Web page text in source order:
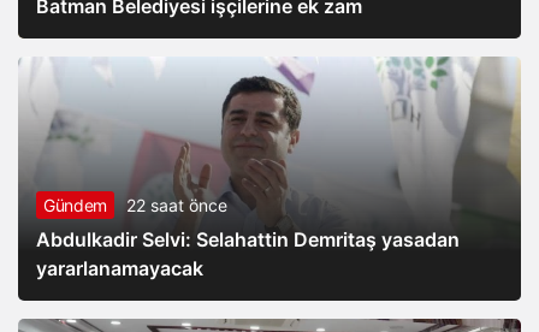
Batman Belediyesi işçilerine ek zam
Gündem 22 saat önce
Abdulkadir Selvi: Selahattin Demritaş yasadan
yararlanamayacak